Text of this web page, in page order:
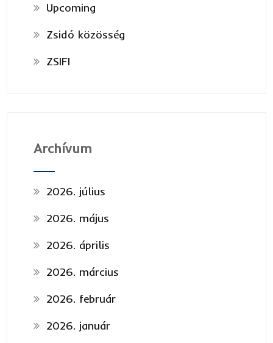
Upcoming
Zsidó közösség
ZSIFI
Archívum
2026. július
2026. május
2026. április
2026. március
2026. február
2026. január